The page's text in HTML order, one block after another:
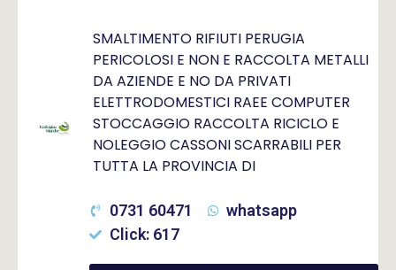
SMALTIMENTO RIFIUTI PERUGIA
PERICOLOSI E NON E RACCOLTA METALLI
DA AZIENDE E NO DA PRIVATI
ELETTRODOMESTICI RAEE COMPUTER
STOCCAGGIO RACCOLTA RICICLO E
NOLEGGIO CASSONI SCARRABILI PER
TUTTA LA PROVINCIA DI
0731 60471
whatsapp
Click: 617